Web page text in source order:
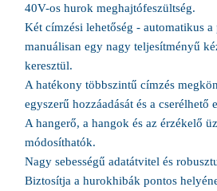
40V-os hurok meghajtófeszültség.
Két címzési lehetőség - automatikus
manuálisan egy nagy teljesítményű
keresztül.
A hatékony többszintű címzés
egyszerű hozzáadását és a cserélhető
A hangerő, a hangok és az érzékelő
módosíthatók.
Nagy sebességű adatátvitel és
Biztosítja a hurokhibák pontos